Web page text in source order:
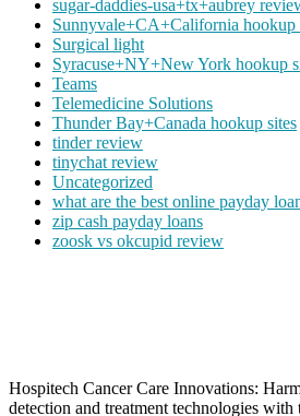
sugar-daddies-usa+tx+aubrey
Sunnyvale+CA+California hookup
Surgical light
Syracuse+NY+New York hookup
Teams
Telemedicine Solutions
Thunder Bay+Canada hookup sites
tinder review
tinychat review
Uncategorized
what are the best online payday
zip cash payday loans
zoosk vs okcupid review
Hospitech Cancer Care Innovations:
detection and treatment technologies with